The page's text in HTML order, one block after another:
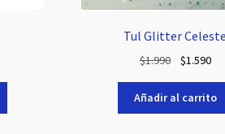
Tul Glitter Celeste
$1.990
original
era:
$1.590El
es:
Añadir al carrito